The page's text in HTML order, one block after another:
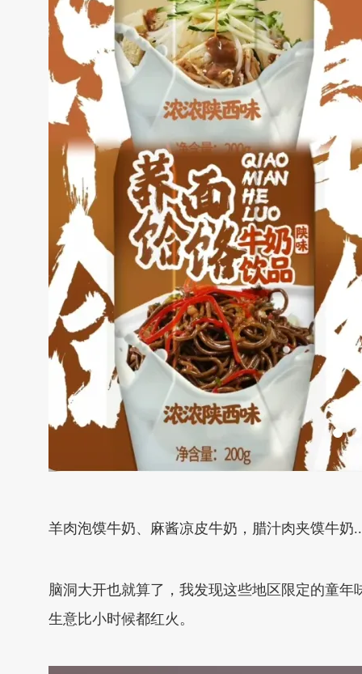
羊肉泡馍牛奶、麻酱凉皮牛奶，腊汁肉夹馍牛
脑洞大开也就算了，我发现这些地区限定的童
生意比小时候都红火。